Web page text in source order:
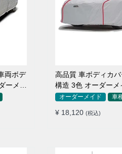
両ボデ
ロープ
高品質 車ボディカバ
構造 3色 オーダー
防水 四季
オーダーメイド 車
¥ 18,120 (税込)